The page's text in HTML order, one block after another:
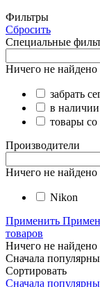
Фильтры
Сбросить
Специальные
Ничего не найдено
забрать
в наличии
товары со
Производители
Ничего не найдено
Nikon
Применить
товаров
Ничего не найдено
Сначала
Сортировать
Сначала